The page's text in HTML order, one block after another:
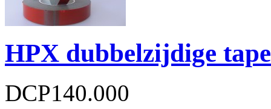
HPX dubbelzijdige
DCP140.000